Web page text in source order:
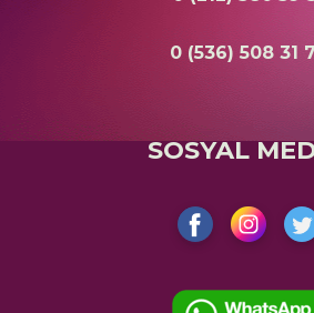
0 (536) 508 31
SOSYAL